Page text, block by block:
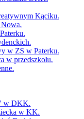
Kąciku.
w ZS w Paterku.
w przedszkolu.
w DKK.
w KK.